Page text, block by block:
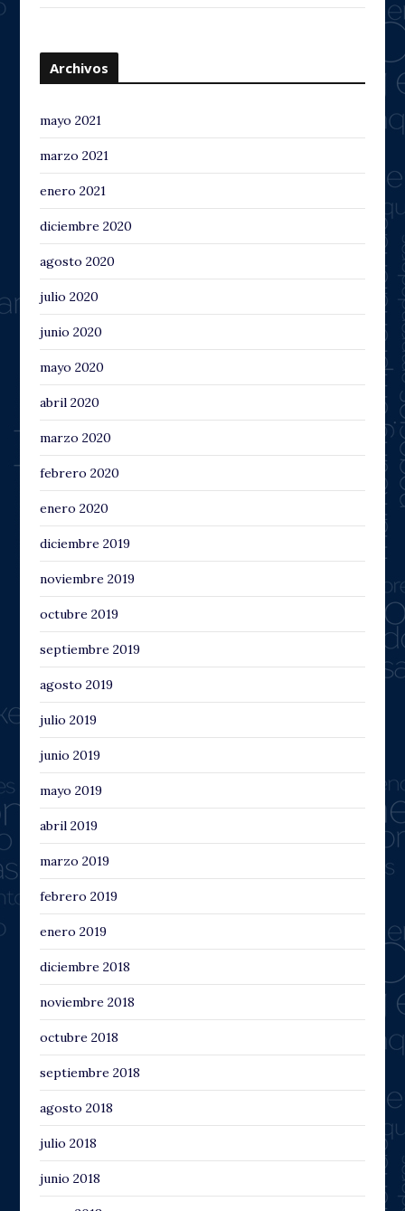
Archivos
mayo 2021
marzo 2021
enero 2021
diciembre 2020
agosto 2020
julio 2020
junio 2020
mayo 2020
abril 2020
marzo 2020
febrero 2020
enero 2020
diciembre 2019
noviembre 2019
octubre 2019
septiembre 2019
agosto 2019
julio 2019
junio 2019
mayo 2019
abril 2019
marzo 2019
febrero 2019
enero 2019
diciembre 2018
noviembre 2018
octubre 2018
septiembre 2018
agosto 2018
julio 2018
junio 2018